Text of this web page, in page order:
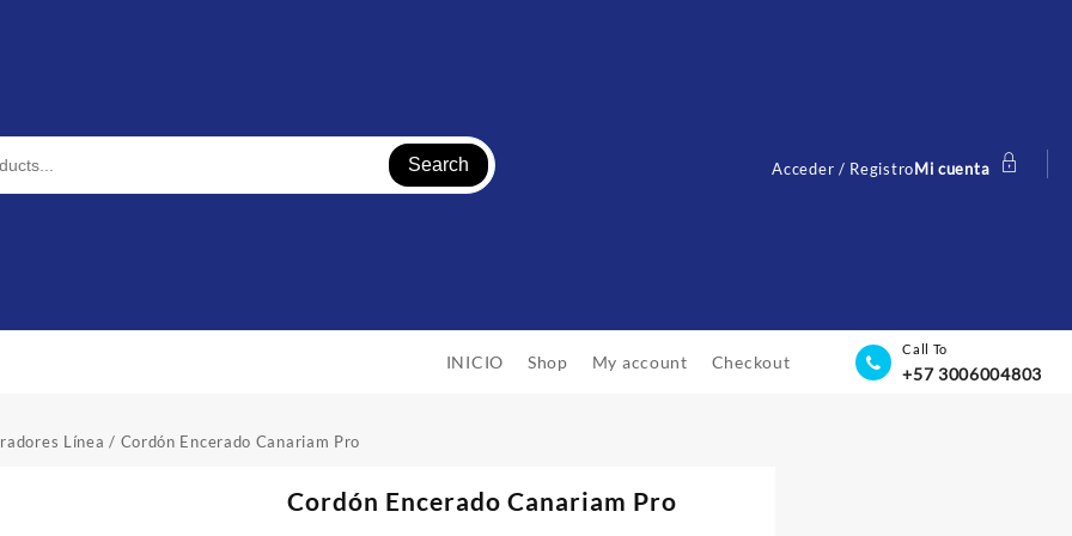
Search Acceder / RegistroMi cuenta
INICIO Shop My account Checkout
Call To
+57 3006004803
Línea / Cordón Encerado Canariam Pro
Cordón Encerado Canariam Pro